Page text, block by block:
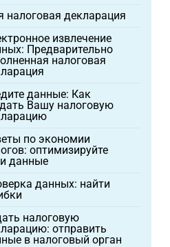
налоговая декларация
menu
извлечение
Предварительно
налоговая
menu
данные: Как
Вашу налоговую
menu
по экономии
оптимизируйте
данные
menu
данных: найти
menu
налоговую
отправить
в налоговый орган
menu